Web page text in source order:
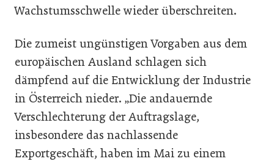
Wachstumsschwelle wieder überschreiten.
Die zumeist ungünstigen Vorgaben aus dem
europäischen Ausland schlagen sich
dämpfend auf die Entwicklung der Industrie
in Österreich nieder. „Die andauernde
Verschlechterung der Auftragslage,
insbesondere das nachlassende
Exportgeschäft, haben im Mai zu einem